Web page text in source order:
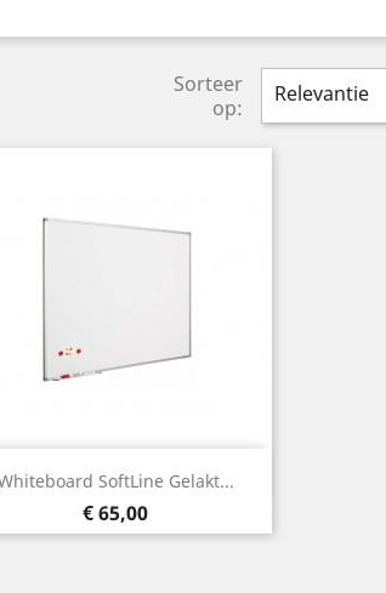
Sorteer
op:
Relevantie
SoftLine Gelakt...
Prijs
€ 65,00
Snel bekijken